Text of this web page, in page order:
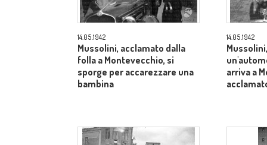
14.05.1942
Mussolini, acclamato dalla
folla a Montevecchio, si
sporge per accarezzare una
bambina
14.05.1942
arriva a